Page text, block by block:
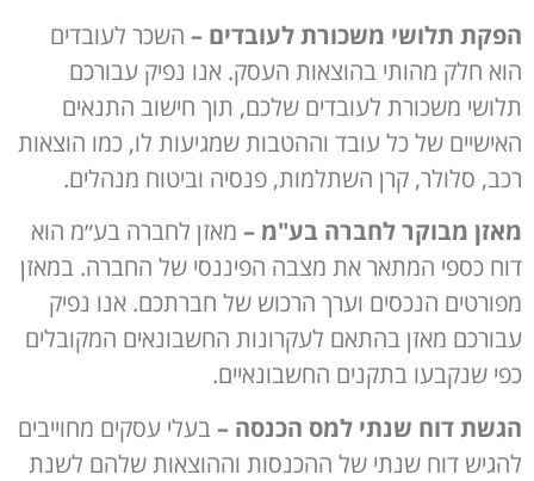
הפקת תלושי משכורת לעובדים – השכר לעובדים
הוא חלק מהותי בהוצאות העסק. אנו נפיק עבורכם
תלושי משכורת לעובדים שלכם, תוך חישוב התנאים
האישיים של כל עובד וההטבות שמגיעות לו, כמו הוצאות
רכב, סלולר, קרן השתלמות, פנסיה וביטוח מנהלים.
מאזן מבוקר לחברה בע"מ – מאזן לחברה בע״מ הוא
דוח כספי המתאר את מצבה הפיננסי של החברה. במאזן
מפורטים הנכסים וערך הרכוש של חברתכם. אנו נפיק
עבורכם מאזן בהתאם לעקרונות החשבונאים המקובלים
כפי שנקבעו בתקנים החשבונאיים.
הגשת דוח שנתי למס הכנסה –בעלי עסקים מחוייבים
להגיש דוח שנתי של ההכנסות וההוצאות שלהם לשנת